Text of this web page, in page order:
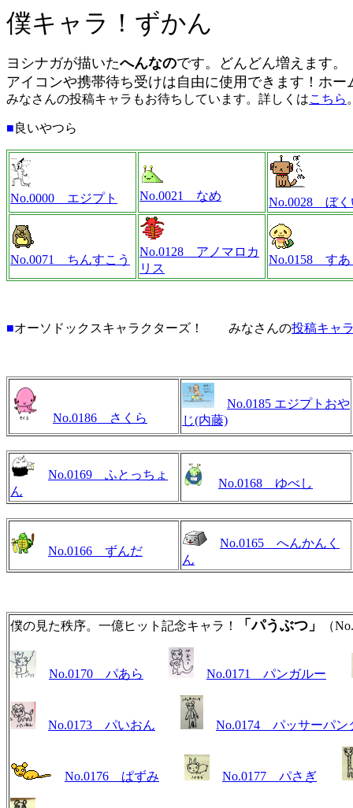
僕キャラ！ずかん
ヨシナガが描いたへんなのです。どんどん増えます
アイコンや携帯待ち受けは自由に使用できます！ホー
みなさんの投稿キャラもお待ちしています。詳しくはこちら
■良いやつら
No.0000 エジプト No.0021 なめ No.0028 ぼく
No.0071 ちんすこう
No.0128 アノマロカ
リス
No.0158 すあ
■オーソドックスキャラクターズ！ みなさんの投稿キャ
No.0186 さくら
No.0185 エジプトおや
じ(内藤)
No.0169 ふとっちょ
ん
No.0168 ゆべし
No.0166 ずんだ
No.0165 へんかんく
ん
僕の見た秩序。一億ヒット記念キャラ！ 「パうぶつ」 （
No.0170 パあら No.0171 パンガルー
No.0173 パいおん No.0174 パッサーパン
No.0176 ぱずみ No.0177 パさぎ